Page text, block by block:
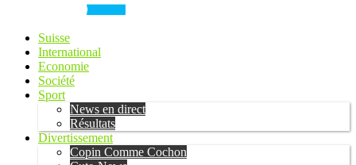
Suisse
International
Economie
Société
Sport
News en direct
Résultats
Divertissement
Copin Comme Cochon